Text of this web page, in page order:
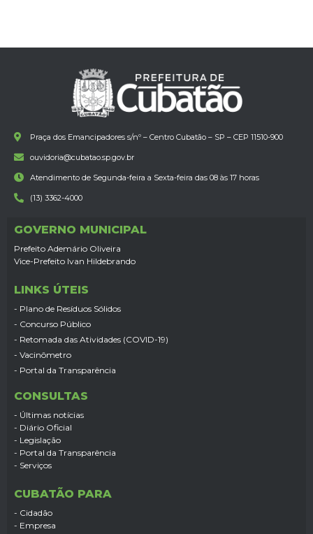
Praça dos Emancipadores s/nº – Centro Cubatão – SP – CEP 11510-900
ouvidoria@cubatao.sp.gov.br
Atendimento de Segunda-feira a Sexta-feira das 08 às 17 horas
(13) 3362-4000
GOVERNO MUNICIPAL
Prefeito Ademário Oliveira
Vice-Prefeito Ivan Hildebrando
LINKS ÚTEIS
- Plano de Resíduos Sólidos
- Concurso Público
- Retomada das Atividades (COVID-19)
- Vacinômetro
- Portal da Transparência
CONSULTAS
- Últimas notícias
- Diário Oficial
- Legislação
- Portal da Transparência
- Serviços
CUBATÃO PARA
- Cidadão
- Empresa